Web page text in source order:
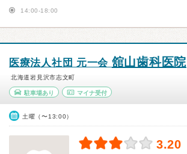
14:00-18:00
医療法人社団 元一会 舘山歯科医院
北海道岩見沢市志文町
駐車場あり マイナ受付
土曜（〜13:00）
3.20